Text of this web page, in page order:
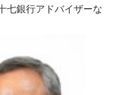
七銀行アドバイザーな